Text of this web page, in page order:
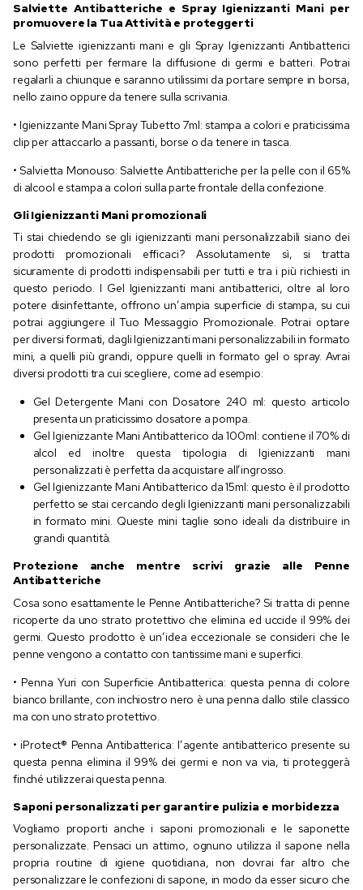
Salviette Antibatteriche e Spray Igienizzanti Mani per
promuovere la Tua Attività e proteggerti
Le Salviette igienizzanti mani e gli Spray Igienizzanti Antibatterici
sono perfetti per fermare la diffusione di germi e batteri. Potrai
regalarli a chiunque e saranno utilissimi da portare sempre in borsa,
nello zaino oppure da tenere sulla scrivania.
• Igienizzante Mani Spray Tubetto 7ml: stampa a colori e praticissima
clip per attaccarlo a passanti, borse o da tenere in tasca.
• Salvietta Monouso: Salviette Antibatteriche per la pelle con il 65%
di alcool e stampa a colori sulla parte frontale della confezione.
Gli Igienizzanti Mani promozionali
Ti stai chiedendo se gli igienizzanti mani personalizzabili siano dei
prodotti promozionali efficaci? Assolutamente sì, si tratta
sicuramente di prodotti indispensabili per tutti e tra i più richiesti in
questo periodo. I Gel Igienizzanti mani antibatterici, oltre al loro
potere disinfettante, offrono un’ampia superficie di stampa, su cui
potrai aggiungere il Tuo Messaggio Promozionale. Potrai optare
per diversi formati, dagli Igienizzanti mani personalizzabili in formato
mini, a quelli più grandi, oppure quelli in formato gel o spray. Avrai
diversi prodotti tra cui scegliere, come ad esempio:
Gel Detergente Mani con Dosatore 240 ml: questo articolo
presenta un praticissimo dosatore a pompa.
Gel Igienizzante Mani Antibatterico da 100ml: contiene il 70% di
alcol ed inoltre questa tipologia di Igienizzanti mani
personalizzati è perfetta da acquistare all’ingrosso.
Gel Igienizzante Mani Antibatterico da 15ml: questo è il prodotto
perfetto se stai cercando degli Igienizzanti mani personalizzabili
in formato mini. Queste mini taglie sono ideali da distribuire in
grandi quantità.
Protezione anche mentre scrivi grazie alle Penne
Antibatteriche
Cosa sono esattamente le Penne Antibatteriche? Si tratta di penne
ricoperte da uno strato protettivo che elimina ed uccide il 99% dei
germi. Questo prodotto è un’idea eccezionale se consideri che le
penne vengono a contatto con tantissime mani e superfici.
• Penna Yuri con Superficie Antibatterica: questa penna di colore
bianco brillante, con inchiostro nero è una penna dallo stile classico
ma con uno strato protettivo.
• iProtect® Penna Antibatterica: l’agente antibatterico presente su
questa penna elimina il 99% dei germi e non va via, ti proteggerà
finché utilizzerai questa penna.
Saponi personalizzati per garantire pulizia e morbidezza
Vogliamo proporti anche i saponi promozionali e le saponette
personalizzate. Pensaci un attimo, ognuno utilizza il sapone nella
propria routine di igiene quotidiana, non dovrai far altro che
personalizzare le confezioni di sapone, in modo da esser sicuro che